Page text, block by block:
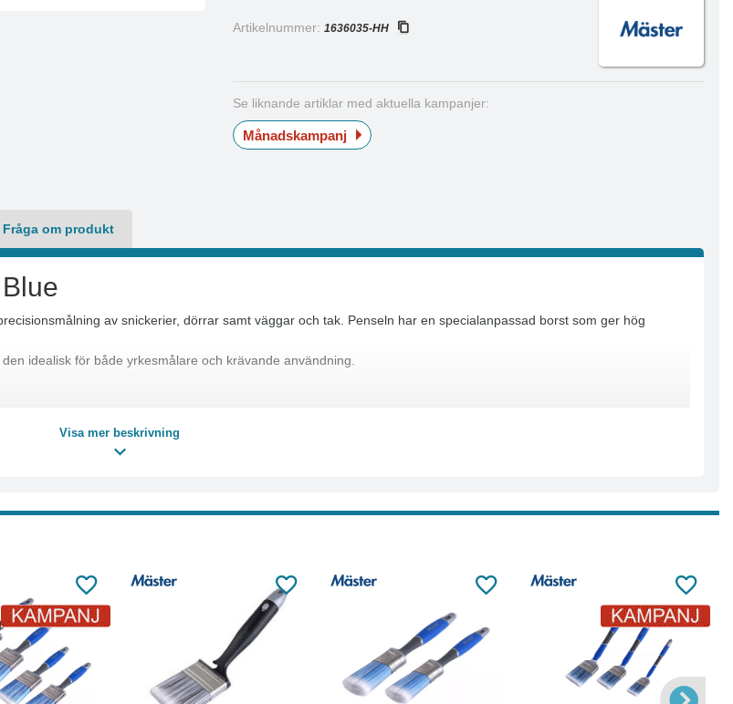
Artikelnummer:1636035-HH
Se liknande artiklar med aktuella kampanjer:
Månadskampanj
Fråga om produkt
av snickerier, dörrar samt väggar och tak. Penseln har en specialanpassad borst som ger hög
idealisk för både yrkesmålare och krävande användning.
Visa mer beskrivning
Läs mer Läs mer Läs mer Läs mer